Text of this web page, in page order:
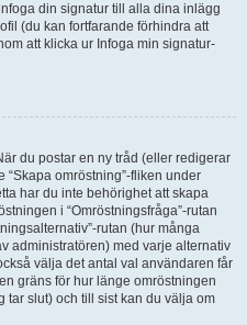
din signatur till alla dina inlägg
(du kan fortfarande förhindra att
att klicka ur Infoga min signatur-
du postar en ny tråd (eller redigerar
“Skapa omröstning”-fliken under
har du inte behörighet att skapa
i “Omröstningsfråga”-rutan
rutan (hur många
administratören) med varje alternativ
välja det antal val användaren får
gräns för hur länge omröstningen
tar slut) och till sist kan du välja om